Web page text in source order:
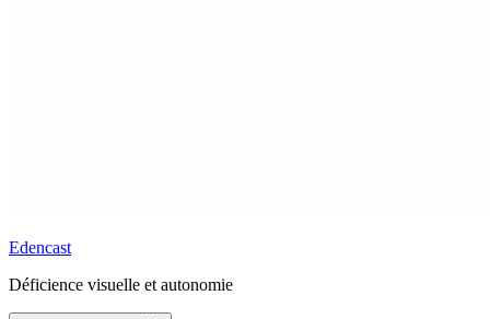
Edencast
Déficience visuelle et autonomie